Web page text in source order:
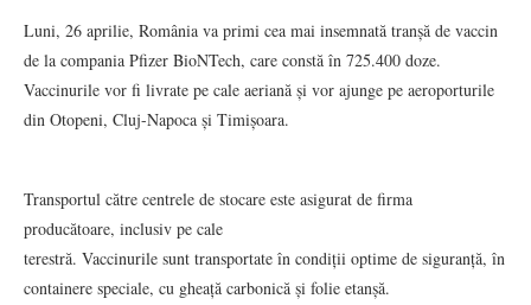
Luni, 26 aprilie, România va primi cea mai insemnată tranșă de vaccin
de la compania Pfizer BioNTech, care constă în 725.400 doze.
Vaccinurile vor fi livrate pe cale aeriană și vor ajunge pe aeroporturile
din Otopeni, Cluj-Napoca și Timișoara.
Transportul către centrele de stocare este asigurat de firma
producătoare, inclusiv pe cale
terestră. Vaccinurile sunt transportate în condiții optime de siguranță, în
containere speciale, cu gheață carbonică și folie etanșă.